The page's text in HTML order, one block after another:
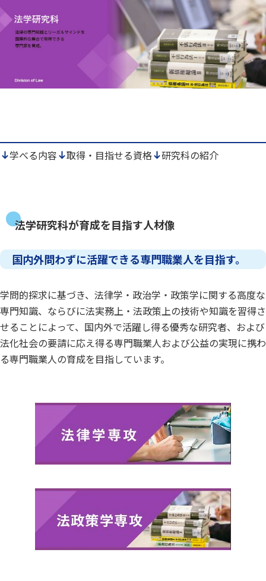
学べる内容 取得・目指せる資格 研究科の紹介
法学研究科が育成を目指す人材像
国内外問わずに活躍できる専門職業人を目指す。
学問的探求に基づき、法律学・政治学・政策学に関する高度な
専門知識、ならびに法実務上・法政策上の技術や知識を習得さ
せることによって、国内外で活躍し得る優秀な研究者、および
法化社会の要請に応え得る専門職業人および公益の実現に携わ
る専門職業人の育成を目指しています。